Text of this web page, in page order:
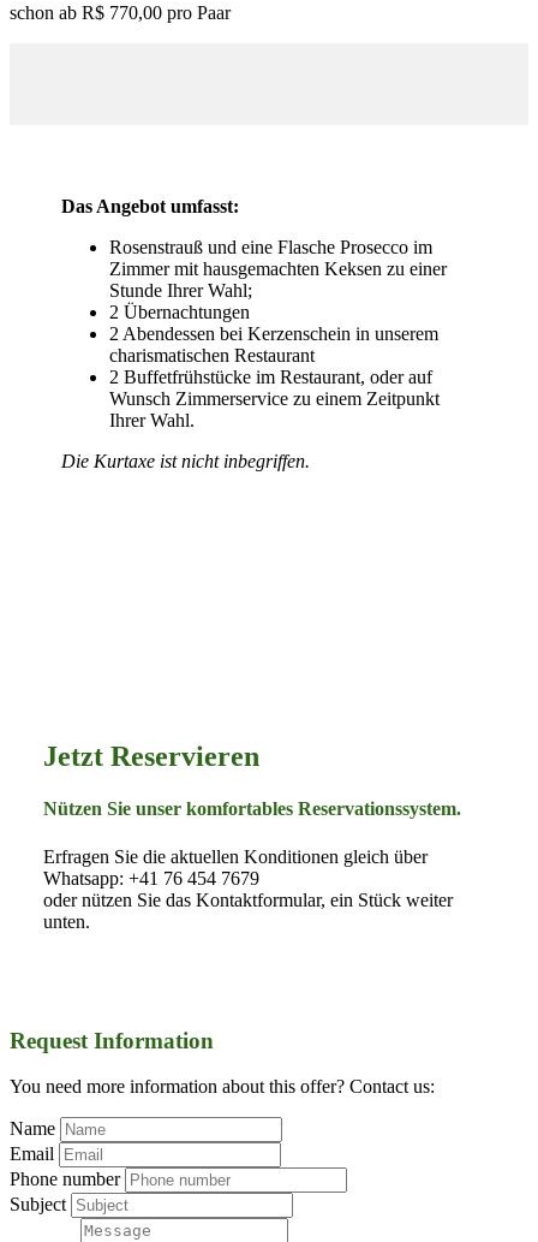
schon ab R$ 770,00 pro Paar
Das Angebot umfasst:
Rosenstrauß und eine Flasche Prosecco im
Zimmer mit hausgemachten Keksen zu einer
Stunde Ihrer Wahl;
2 Übernachtungen
2 Abendessen bei Kerzenschein in unserem
charismatischen Restaurant
2 Buffetfrühstücke im Restaurant, oder auf
Wunsch Zimmerservice zu einem Zeitpunkt
Ihrer Wahl.
Die Kurtaxe ist nicht inbegriffen.
Jetzt Reservieren
Nützen Sie unser komfortables Reservationssystem.
Erfragen Sie die aktuellen Konditionen gleich über
Whatsapp: +41 76 454 7679
oder nützen Sie das Kontaktformular, ein Stück weiter
unten.
Request Information
You need more information about this offer? Contact us:
Name
Email
Phone number
Subject